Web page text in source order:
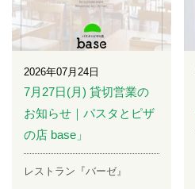
2026年07月24日
7月27日(月) 貸切営業の
お知らせ｜パスタとピザ
の店 base」
レストラン『バーゼ』